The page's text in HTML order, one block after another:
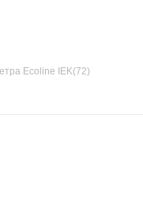
Ecoline IEK(72)